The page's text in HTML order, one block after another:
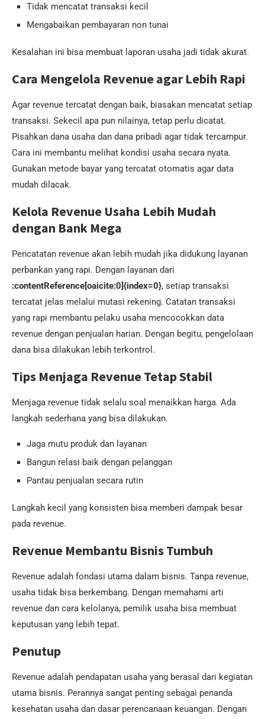
Tidak mencatat transaksi kecil
Mengabaikan pembayaran non tunai
Kesalahan ini bisa membuat laporan usaha jadi tidak akurat.
Cara Mengelola Revenue agar Lebih Rapi
Agar revenue tercatat dengan baik, biasakan mencatat setiap
transaksi. Sekecil apa pun nilainya, tetap perlu dicatat.
Pisahkan dana usaha dan dana pribadi agar tidak tercampur.
Cara ini membantu melihat kondisi usaha secara nyata.
Gunakan metode bayar yang tercatat otomatis agar data
mudah dilacak.
Kelola Revenue Usaha Lebih Mudah
dengan Bank Mega
Pencatatan revenue akan lebih mudah jika didukung layanan
perbankan yang rapi. Dengan layanan dari
:contentReference[oaicite:0]{index=0}, setiap transaksi
tercatat jelas melalui mutasi rekening. Catatan transaksi
yang rapi membantu pelaku usaha mencocokkan data
revenue dengan penjualan harian. Dengan begitu, pengelolaan
dana bisa dilakukan lebih terkontrol.
Tips Menjaga Revenue Tetap Stabil
Menjaga revenue tidak selalu soal menaikkan harga. Ada
langkah sederhana yang bisa dilakukan.
Jaga mutu produk dan layanan
Bangun relasi baik dengan pelanggan
Pantau penjualan secara rutin
Langkah kecil yang konsisten bisa memberi dampak besar
pada revenue.
Revenue Membantu Bisnis Tumbuh
Revenue adalah fondasi utama dalam bisnis. Tanpa revenue,
usaha tidak bisa berkembang. Dengan memahami arti
revenue dan cara kelolanya, pemilik usaha bisa membuat
keputusan yang lebih tepat.
Penutup
Revenue adalah pendapatan usaha yang berasal dari kegiatan
utama bisnis. Perannya sangat penting sebagai penanda
kesehatan usaha dan dasar perencanaan keuangan. Dengan